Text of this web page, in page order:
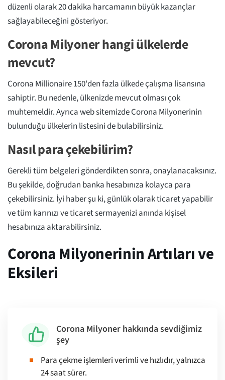
düzenli olarak 20 dakika harcamanın büyük kazançlar
sağlayabileceğini gösteriyor.
Corona Milyoner hangi ülkelerde
mevcut?
Corona Millionaire 150'den fazla ülkede çalışma lisansına
sahiptir. Bu nedenle, ülkenizde mevcut olması çok
muhtemeldir. Ayrıca web sitemizde Corona Milyonerinin
bulunduğu ülkelerin listesini de bulabilirsiniz.
Nasıl para çekebilirim?
Gerekli tüm belgeleri gönderdikten sonra, onaylanacaksınız.
Bu şekilde, doğrudan banka hesabınıza kolayca para
çekebilirsiniz. İyi haber şu ki, günlük olarak ticaret yapabilir
ve tüm karınızı ve ticaret sermayenizi anında kişisel
hesabınıza aktarabilirsiniz.
Corona Milyonerinin Artıları ve
Eksileri
Corona Milyoner hakkında sevdiğimiz
şey
Para çekme işlemleri verimli ve hızlıdır, yalnızca
24 saat sürer.